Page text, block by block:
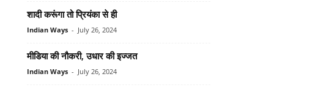
शादी करूंगा तो प्रियंका से ही
Indian Ways - July 26, 2024
मीडिया की नौकरी, उधार की इज्‍जत
Indian Ways - July 26, 2024